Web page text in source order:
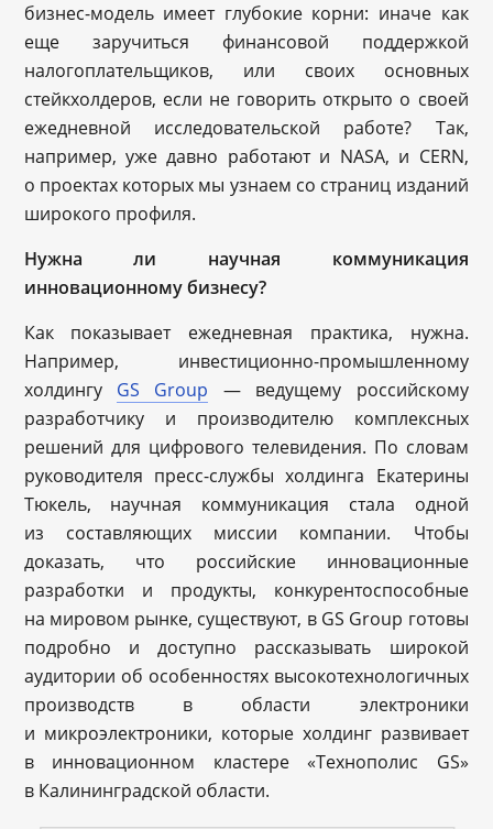
бизнес-модель имеет глубокие корни: иначе как
еще заручиться финансовой поддержкой
налогоплательщиков, или своих основных
стейкхолдеров, если не говорить открыто о своей
ежедневной исследовательской работе? Так,
например, уже давно работают и NASA, и CERN,
о проектах которых мы узнаем со страниц изданий
широкого профиля.
Нужна ли научная коммуникация
инновационному бизнесу?
Как показывает ежедневная практика, нужна.
Например, инвестиционно-промышленному
холдингу GS Group — ведущему российскому
разработчику и производителю комплексных
решений для цифрового телевидения. По словам
руководителя пресс-службы холдинга Екатерины
Тюкель, научная коммуникация стала одной
из составляющих миссии компании. Чтобы
доказать, что российские инновационные
разработки и продукты, конкурентоспособные
на мировом рынке, существуют, в GS Group готовы
подробно и доступно рассказывать широкой
аудитории об особенностях высокотехнологичных
производств в области электроники
и микроэлектроники, которые холдинг развивает
в инновационном кластере «Технополис GS»
в Калининградской области.